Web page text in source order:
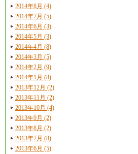
2014年8月 (4)
2014年7月 (5)
2014年6月 (3)
2014年5月 (3)
2014年4月 (8)
2014年3月 (5)
2014年2月 (9)
2014年1月 (8)
2013年12月 (2)
2013年11月 (2)
2013年10月 (4)
2013年9月 (2)
2013年8月 (2)
2013年7月 (8)
2013年6月 (5)